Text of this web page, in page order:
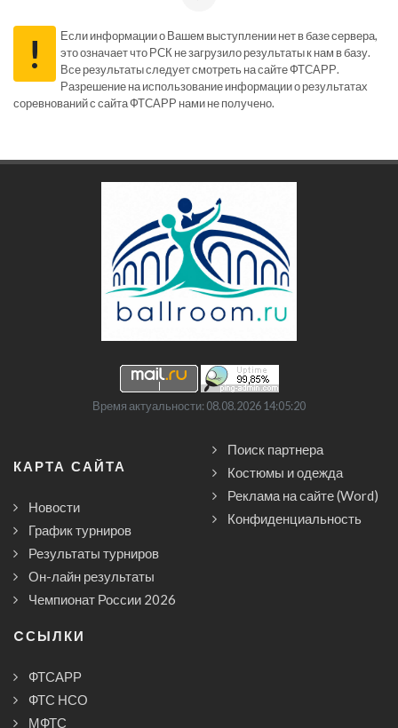
!
Если информации о Вашем выступлении нет в базе сервера,
это означает что РСК не загрузило результаты к нам в базу.
Все результаты следует смотреть на сайте ФТСАРР.
Разрешение на использование информации о результатах
соревнований с сайта ФТСАРР нами не получено.
Время актуальности: 08.08.2026 14:05:20
КАРТА САЙТА
Новости
График турниров
Результаты турниров
Он-лайн результаты
Чемпионат России 2026
Поиск партнера
Костюмы и одежда
Реклама на сайте (Word)
Конфиденциальность
CСЫЛКИ
ФТСАРР
ФТС НСО
МФТС